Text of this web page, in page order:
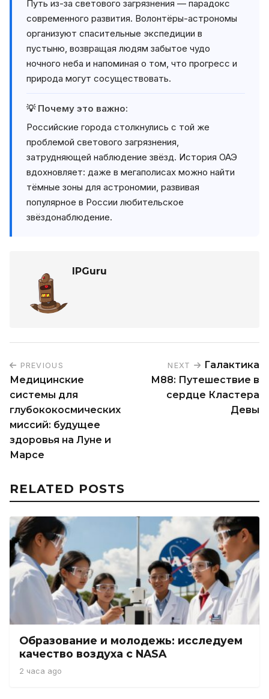
Путь из-за светового загрязнения — парадокс
современного развития. Волонтёры-астрономы
организуют спасительные экспедиции в
пустыню, возвращая людям забытое чудо
ночного неба и напоминая о том, что прогресс и
природа могут сосуществовать.
💡 Почему это важно:
Российские города столкнулись с той же
проблемой светового загрязнения,
затрудняющей наблюдение звёзд. История ОАЭ
вдохновляет: даже в мегаполисах можно найти
тёмные зоны для астрономии, развивая
популярное в России любительское
звёздонаблюдение.
IPGuru
PREVIOUS
Медицинские
системы для
глубококосмических
миссий: будущее
здоровья на Луне и
Марсе
NEXT
Галактика
M88: Путешествие в
сердце Кластера
Девы
RELATED POSTS
Образование и молодежь: исследуем
качество воздуха с NASA
2 часа ago